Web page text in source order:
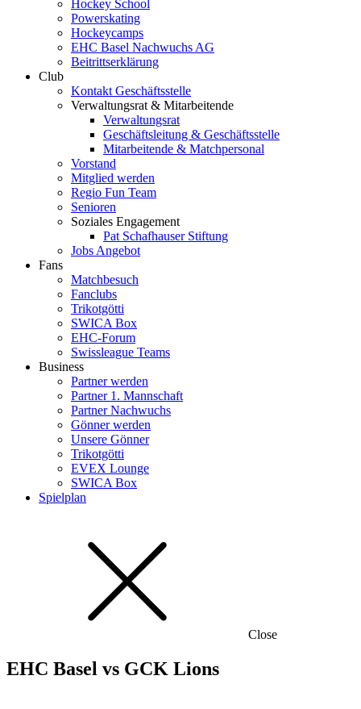
Hockey School
Powerskating
Hockeycamps
EHC Basel Nachwuchs AG
Beitrittserklärung
Club
Kontakt Geschäftsstelle
Verwaltungsrat & Mitarbeitende
Verwaltungsrat
Geschäftsleitung & Geschäftsstelle
Mitarbeitende & Matchpersonal
Vorstand
Mitglied werden
Regio Fun Team
Senioren
Soziales Engagement
Pat Schafhauser Stiftung
Jobs Angebot
Fans
Matchbesuch
Fanclubs
Trikotgötti
SWICA Box
EHC-Forum
Swissleague Teams
Business
Partner werden
Partner 1. Mannschaft
Partner Nachwuchs
Gönner werden
Unsere Gönner
Trikotgötti
EVEX Lounge
SWICA Box
Spielplan
Close
EHC Basel vs GCK Lions